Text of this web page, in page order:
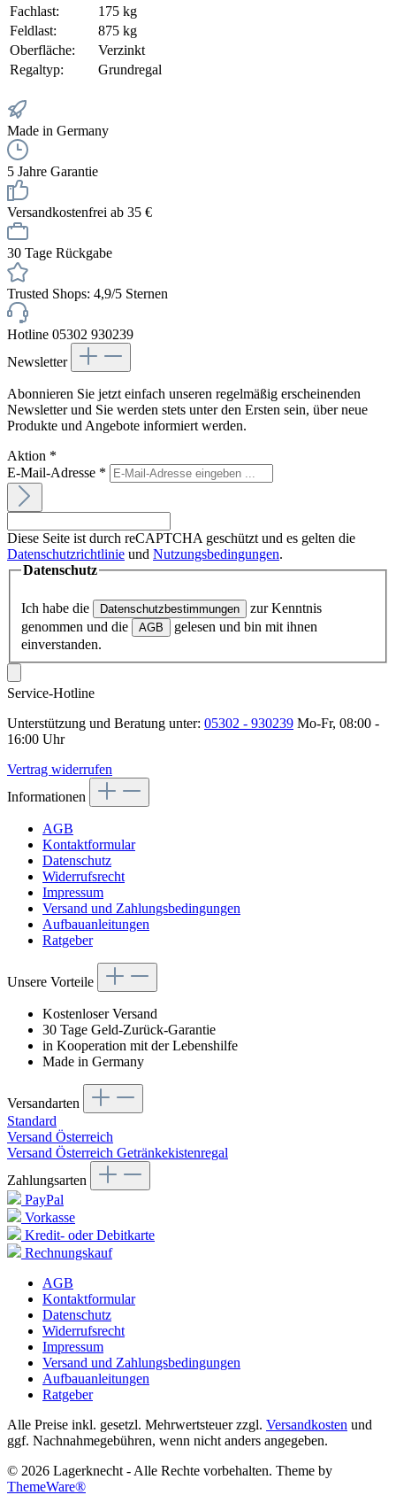
Fachlast:
175 kg
Feldlast:
875 kg
Oberfläche:
Verzinkt
Regaltyp:
Grundregal
Made in Germany
5 Jahre Garantie
Versandkostenfrei ab 35 €
30 Tage Rückgabe
Trusted Shops: 4,9/5 Sternen
Hotline 05302 930239
Newsletter
Abonnieren Sie jetzt einfach unseren regelmäßig erscheinenden
Newsletter und Sie werden stets unter den Ersten sein, über neue
Produkte und Angebote informiert werden.
Aktion *
E-Mail-Adresse *
Diese Seite ist durch reCAPTCHA geschützt und es gelten die
Datenschutzrichtlinie und Nutzungsbedingungen.
Datenschutz
Ich habe die Datenschutzbestimmungen
zur Kenntnis
genommen und die
AGB
gelesen und bin mit ihnen
einverstanden.
Service-Hotline
Unterstützung und Beratung unter: 05302 - 930239 Mo-Fr, 08:00 -
16:00 Uhr
Vertrag widerrufen
Informationen
AGB
Kontaktformular
Datenschutz
Widerrufsrecht
Impressum
Versand und Zahlungsbedingungen
Aufbauanleitungen
Ratgeber
Unsere Vorteile
Kostenloser Versand
30 Tage Geld-Zurück-Garantie
in Kooperation mit der Lebenshilfe
Made in Germany
Versandarten
Standard
Versand Österreich
Versand Österreich Getränkekistenregal
Zahlungsarten
PayPal
Vorkasse
Kredit- oder Debitkarte
Rechnungskauf
AGB
Kontaktformular
Datenschutz
Widerrufsrecht
Impressum
Versand und Zahlungsbedingungen
Aufbauanleitungen
Ratgeber
Alle Preise inkl. gesetzl. Mehrwertsteuer zzgl. Versandkosten und
ggf. Nachnahmegebühren, wenn nicht anders angegeben.
© 2026 Lagerknecht - Alle Rechte vorbehalten. Theme by
ThemeWare®